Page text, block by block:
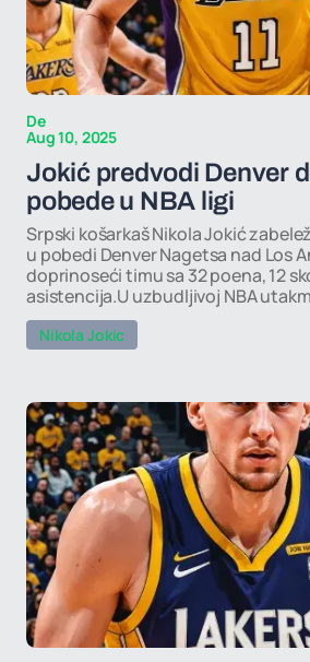
De
Aug 10, 2025
Jokić predvodi Denver
pobede u NBA ligi
Srpski košarkaš Nikola Jokić
u pobedi Denver Nagetsa nad Los
doprinoseći timu sa 32 poena, 12
asistencija.U uzbudljivoj NBA
Nikola Jokic